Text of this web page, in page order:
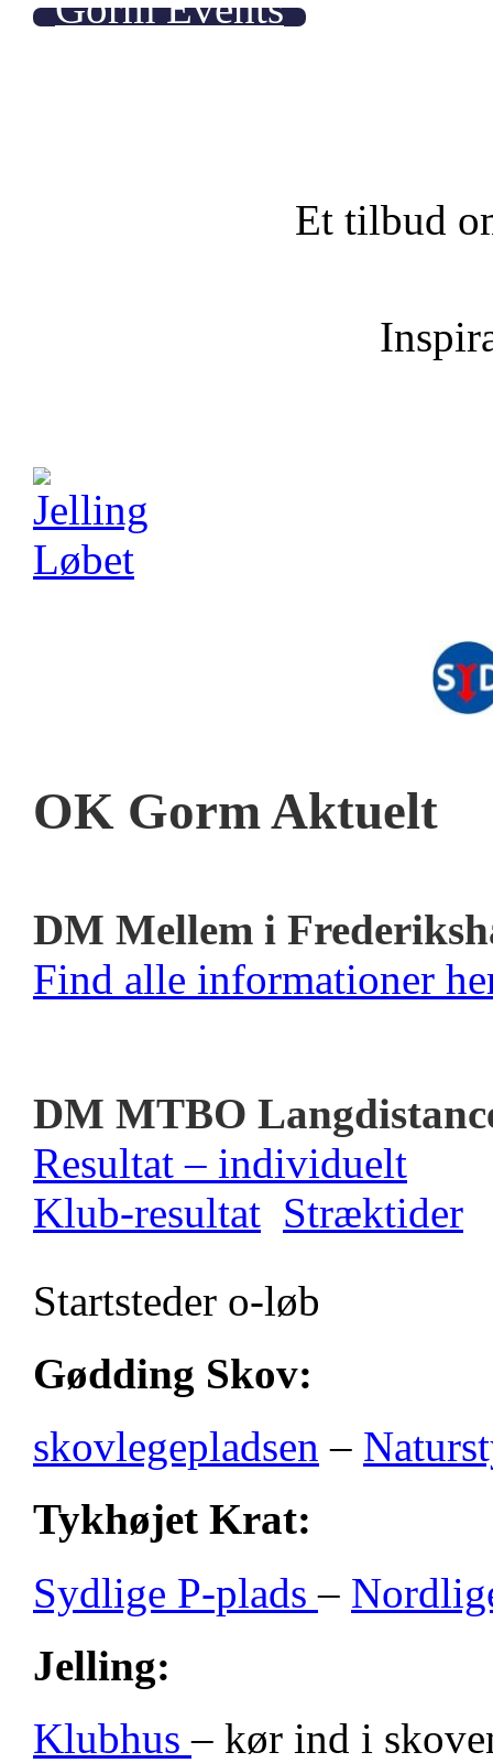
Et tilbud
OK Gorm Aktuelt
DM Mellem i
Find alle informationer
DM MTBO
Resultat – individuelt
Klub-resultat Stræktider
Startsteder o-løb
Gødding Skov:
skovlegepladsen –
Tykhøjet Krat:
Sydlige P-plads–
Jelling:
Klubhus– kør ind i